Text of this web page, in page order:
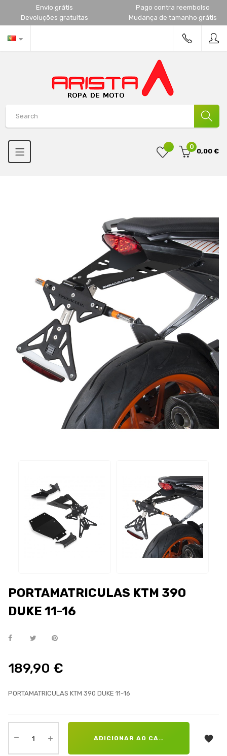
Envio grátis
Pago contra reembolso
Devoluções gratuitas
Mudança de tamanho grátis
0
0,00 €
PORTAMATRICULAS KTM 390
DUKE 11-16
189,90 €
PORTAMATRICULAS KTM 390 DUKE 11-16
ADICIONAR AO CARRINHO 